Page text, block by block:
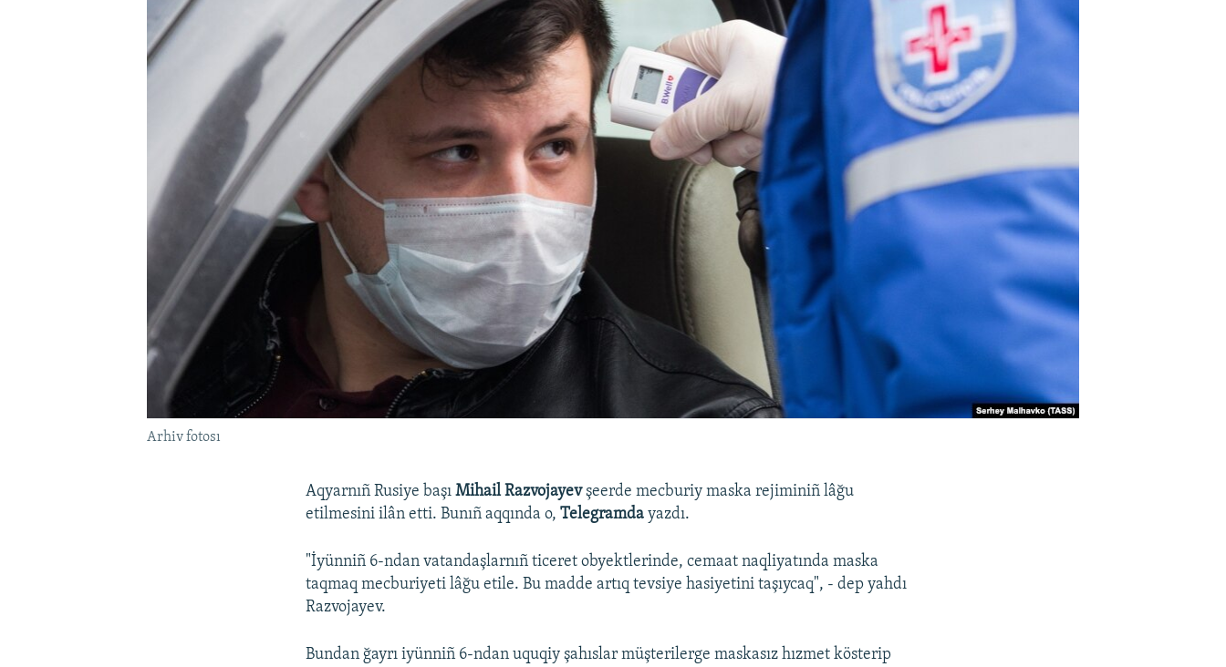
Arhiv fotosı
Aqyarnıñ Rusiye başıMihail Razvojayevşeerde mecburiy maska rejiminiñ lâğu
etilmesini ilân etti. Bunıñ aqqında o,Telegramdayazdı.
"İyünniñ 6-ndan vatandaşlarnıñ ticeret obyektlerinde, cemaat naqliyatında maska
taqmaq mecburiyeti lâğu etile. Bu madde artıq tevsiye hasiyetini taşıycaq", - dep yahdı
Razvojayev.
Bundan ğayrı iyünniñ 6-ndan uquqiy şahıslar müşterilerge maskasız hızmet kösterip